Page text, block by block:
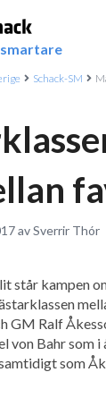
Schack-SM
av Sverrir Thór
står kampen
GM Ralf
von Bahr som
som